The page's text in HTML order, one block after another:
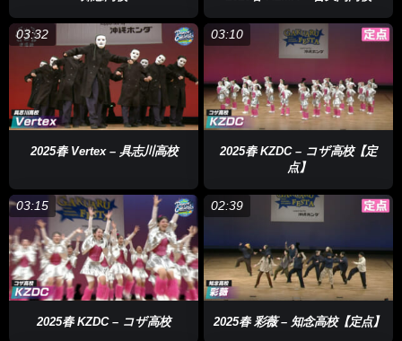
03:32
2025春 Vertex – 具志川高校
03:10
2025春 KZDC – コザ高校【定
点】
03:15
2025春 KZDC – コザ高校
02:39
2025春 彩薇 – 知念高校【定点】